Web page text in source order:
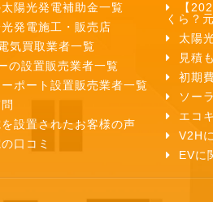
陽光発電補助金一覧
発電施工・販売店
気買取業者一覧
の設置販売業者一覧
ポート設置販売業者一覧
設置されたお客様の声
口コミ
【
くら？
太陽
見積
初期
ソー
エコ
V2H
EVに